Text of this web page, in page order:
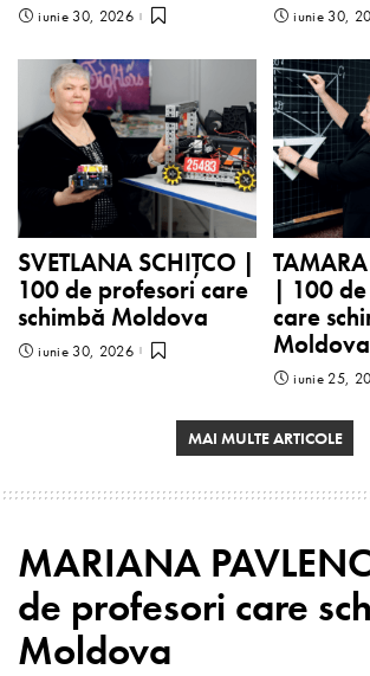
iunie 30, 2026 iunie 30,
SVETLANA SCHIȚCO |
100 de profesori care
schimbă Moldova
iunie 30, 2026
| 100
care
Moldova
iunie 25,
MAI MULTE ARTICOLE
MARIANA
de profesori care
Moldova